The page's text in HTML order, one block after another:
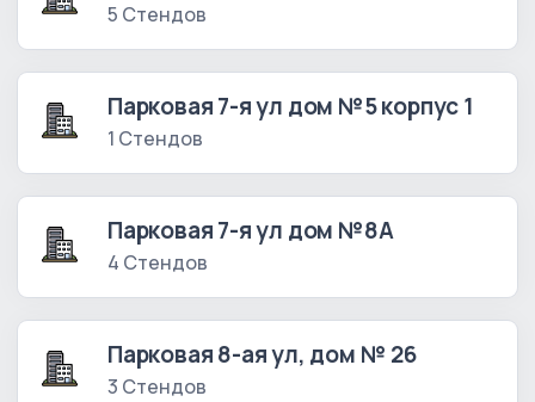
5 Стендов
Парковая 7-я ул дом №5 корпус 1
1 Стендов
Парковая 7-я ул дом №8А
4 Стендов
Парковая 8-ая ул, дом № 26
3 Стендов